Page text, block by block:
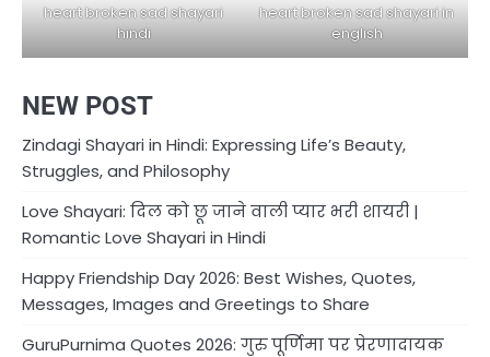
heart broken sad shayari
hindi
heart broken sad shayari in
english
NEW POST
Zindagi Shayari in Hindi: Expressing Life’s Beauty,
Struggles, and Philosophy
Love Shayari: दिल को छू जाने वाली प्यार भरी शायरी |
Romantic Love Shayari in Hindi
Happy Friendship Day 2026: Best Wishes, Quotes,
Messages, Images and Greetings to Share
GuruPurnima Quotes 2026: गुरु पूर्णिमा पर प्रेरणादायक